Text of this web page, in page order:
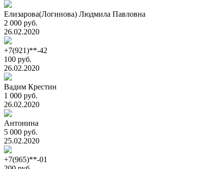
Елизарова(Логинова) Людмила Павловна
2 000 руб.
26.02.2020
+7(921)**-42
100 руб.
26.02.2020
Вадим Крестин
1 000 руб.
26.02.2020
Антонина
5 000 руб.
25.02.2020
+7(965)**-01